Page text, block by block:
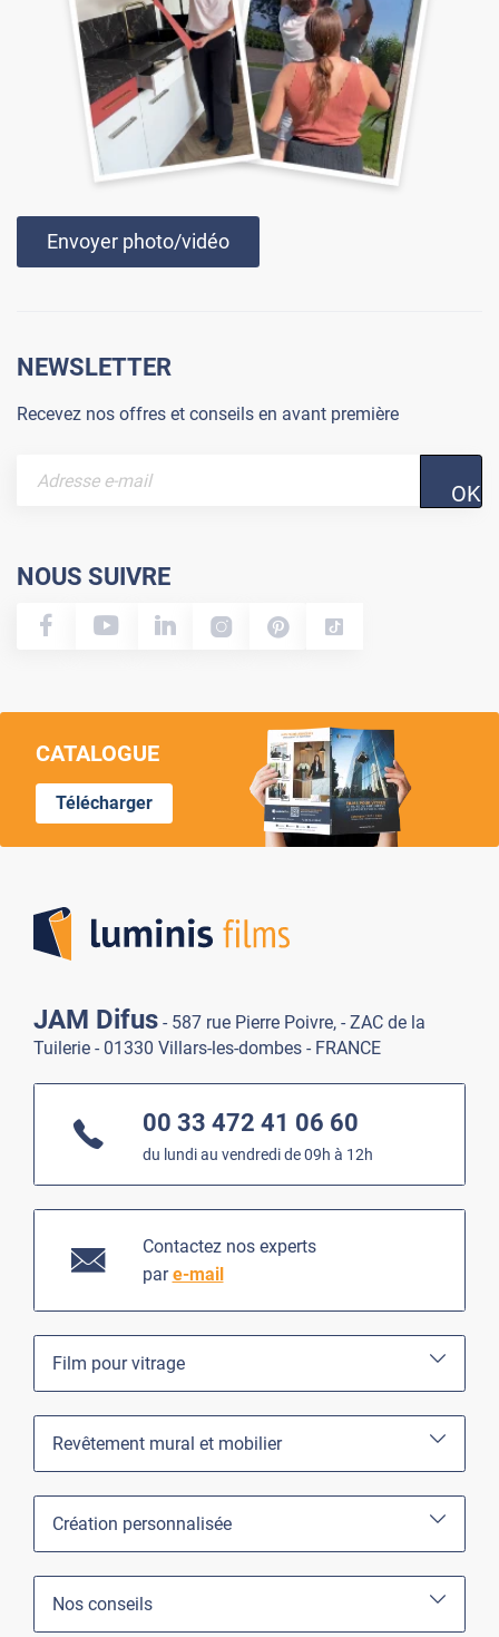
Envoyer photo/vidéo
NEWSLETTER
Recevez nos offres et conseils en avant première
OK
NOUS SUIVRE
CATALOGUE
Télécharger
JAM Difus - 587 rue Pierre Poivre, - ZAC de la
Tuilerie - 01330 Villars-les-dombes - FRANCE
00 33 472 41 06 60
du lundi au vendredi de 09h à 12h
Contactez nos experts
pare-mail
Film pour vitrage
Revêtement mural et mobilier
Création personnalisée
Nos conseils